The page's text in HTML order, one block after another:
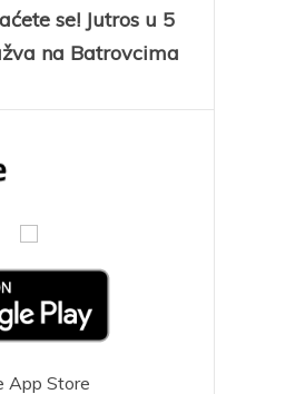
se! Jutros u 5
na Batrovcima